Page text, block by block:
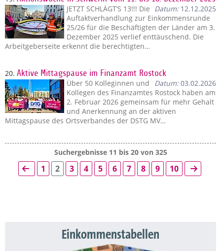
Datum:12.12.2025
JETZT SCHLÄGT’S 13!!! Die
Auftaktverhandlung zur Einkommensrunde
25/26 für die Beschäftigten der Länder am 3.
Dezember 2025 verlief enttäuschend. Die
Arbeitgeberseite erkennt die berechtigten…
20. Aktive Mittagspause im Finanzamt Rostock
Datum:03.02.2026
Über 50 Kolleginnen und
Kollegen des Finanzamtes Rostock haben am
2. Februar 2026 gemeinsam für mehr Gehalt
und Anerkennung an der aktiven
Mittagspause des Ortsverbandes der DSTG MV…
Suchergebnisse 11 bis 20 von 325
1 2 3 4 5 6 7 8 9 10
Einkommenstabellen